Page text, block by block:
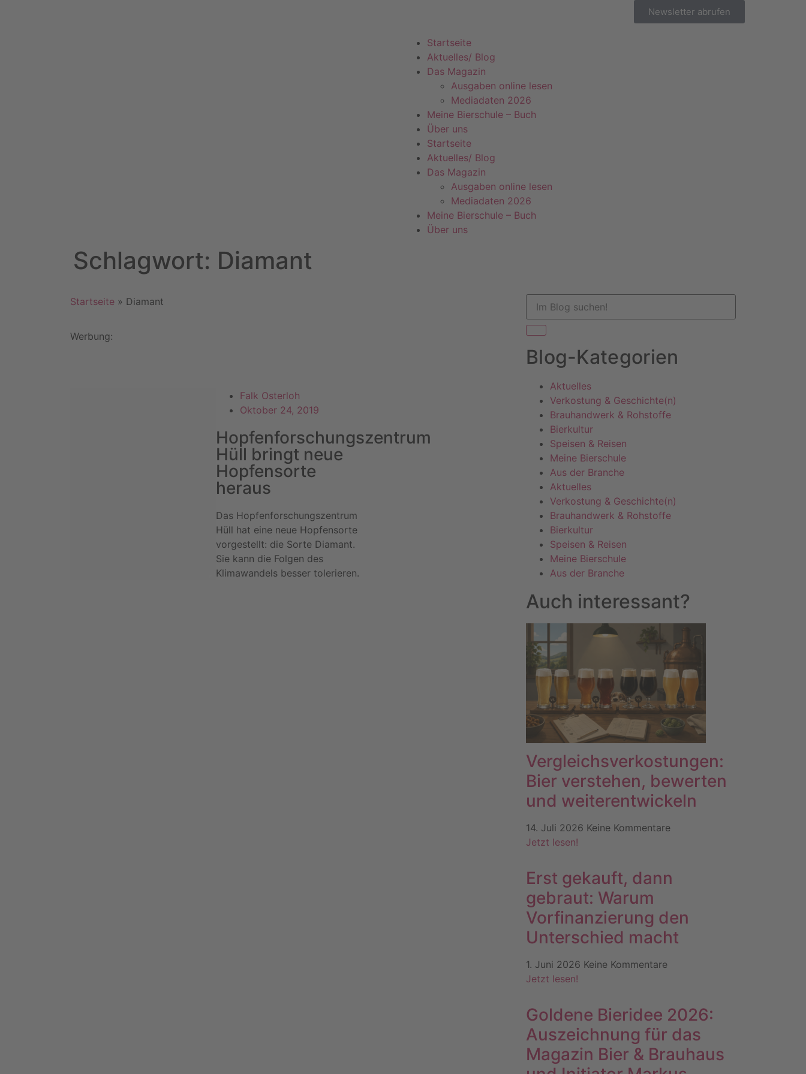
Newsletter abrufen
Startseite
Aktuelles/ Blog
Das Magazin
Ausgaben online lesen
Mediadaten 2026
Meine Bierschule – Buch
Über uns
Startseite
Aktuelles/ Blog
Das Magazin
Ausgaben online lesen
Mediadaten 2026
Meine Bierschule – Buch
Über uns
Schlagwort: Diamant
Startseite » Diamant
Werbung:
Falk Osterloh
Oktober 24, 2019
Hopfenforschungszentrum
Hüll bringt neue
Hopfensorte
heraus
Das Hopfenforschungszentrum
Hüll hat eine neue Hopfensorte
vorgestellt: die Sorte Diamant.
Sie kann die Folgen des
Klimawandels besser tolerieren.
Blog-Kategorien
Aktuelles
Verkostung & Geschichte(n)
Brauhandwerk & Rohstoffe
Bierkultur
Speisen & Reisen
Meine Bierschule
Aus der Branche
Aktuelles
Verkostung & Geschichte(n)
Brauhandwerk & Rohstoffe
Bierkultur
Speisen & Reisen
Meine Bierschule
Aus der Branche
Auch interessant?
Vergleichsverkostungen:
Bier verstehen, bewerten
und weiterentwickeln
14. Juli 2026 Keine Kommentare
Jetzt lesen!
Erst gekauft, dann
gebraut: Warum
Vorfinanzierung den
Unterschied macht
1. Juni 2026 Keine Kommentare
Jetzt lesen!
Goldene Bieridee 2026:
Auszeichnung für das
Magazin Bier & Brauhaus